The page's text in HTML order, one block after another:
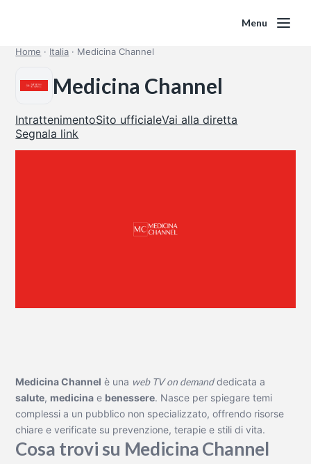
Menu
Home · Italia · Medicina Channel
Medicina Channel
IntrattenimentoSito ufficialeVai alla diretta
Segnala link
Medicina Channel è una web TV on demanddedicata a
salute, medicina e benessere. Nasce per spiegare temi
complessi a un pubblico non specializzato, offrendo risorse
chiare e verificate su prevenzione, terapie e stili di vita.
Cosa trovi su Medicina Channel